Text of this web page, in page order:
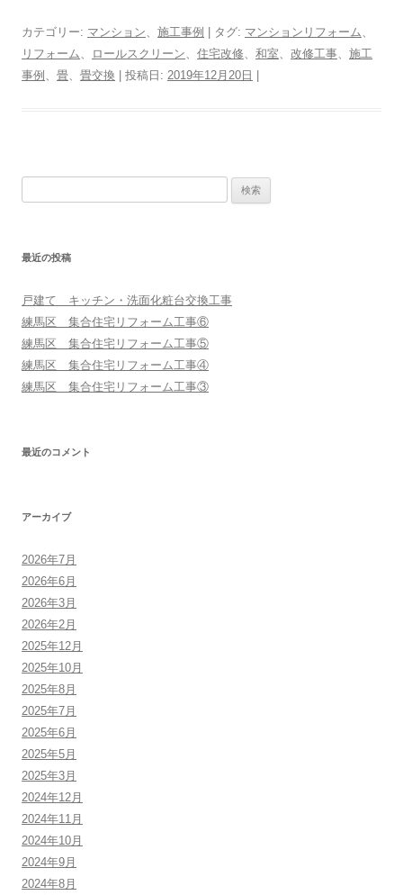
カテゴリー: マンション 施工事例 | タグ: マンションリフォーム
リフォーム
ロールスクリーン 住宅改修 和室 改修工事
施工
事例
畳 畳交換 | 投稿日: 2019年12月20日
最近の投稿
戸建て キッチン・洗面化粧台交換工事
練馬区 集合住宅リフォーム工事⑥
練馬区 集合住宅リフォーム工事⑤
練馬区 集合住宅リフォーム工事④
練馬区 集合住宅リフォーム工事③
最近のコメント
アーカイブ
2026年7月
2026年6月
2026年3月
2026年2月
2025年12月
2025年10月
2025年8月
2025年7月
2025年6月
2025年5月
2025年3月
2024年12月
2024年11月
2024年10月
2024年9月
2024年8月